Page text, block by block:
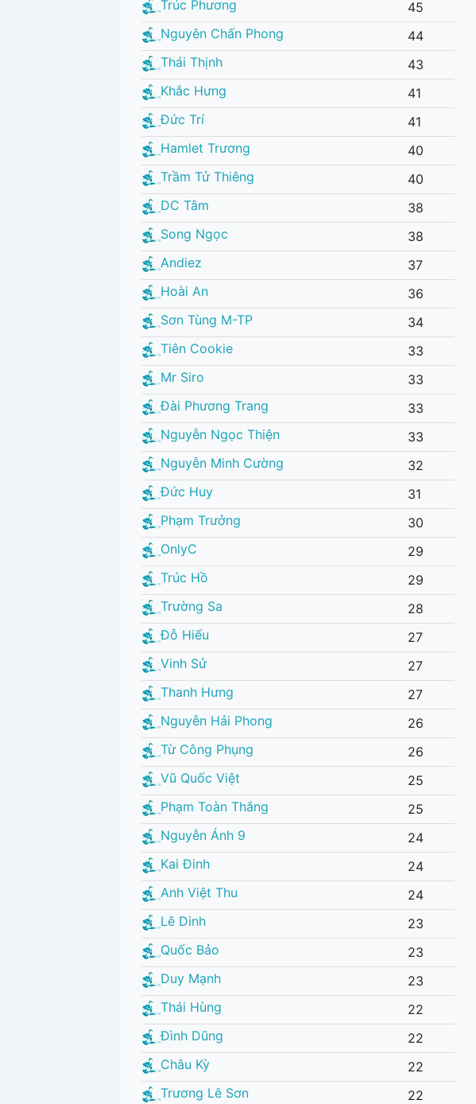
Trúc Phương
45
Nguyên Chấn Phong
44
Thái Thịnh
43
Khắc Hưng
41
Đức Trí
41
Hamlet Trương
40
Trầm Tử Thiêng
40
DC Tâm
38
Song Ngọc
38
Andiez
37
Hoài An
36
Sơn Tùng M-TP
34
Tiên Cookie
33
Mr Siro
33
Đài Phương Trang
33
Nguyễn Ngọc Thiện
33
Nguyễn Minh Cường
32
Đức Huy
31
Phạm Trưởng
30
OnlyC
29
Trúc Hồ
29
Trường Sa
28
Đỗ Hiếu
27
Vinh Sử
27
Thanh Hưng
27
Nguyễn Hải Phong
26
Từ Công Phụng
26
Vũ Quốc Việt
25
Phạm Toàn Thắng
25
Nguyễn Ánh 9
24
Kai Đinh
24
Anh Việt Thu
24
Lê Dinh
23
Quốc Bảo
23
Duy Mạnh
23
Thái Hùng
22
Đình Dũng
22
Châu Kỳ
22
Trương Lê Sơn
22